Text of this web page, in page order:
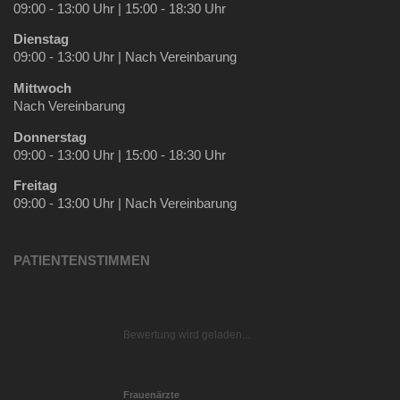
09:00 - 13:00 Uhr | 15:00 - 18:30 Uhr
Dienstag
09:00 - 13:00 Uhr | Nach Vereinbarung
Mittwoch
Nach Vereinbarung
Donnerstag
09:00 - 13:00 Uhr | 15:00 - 18:30 Uhr
Freitag
09:00 - 13:00 Uhr | Nach Vereinbarung
PATIENTENSTIMMEN
Bewertung wird geladen...
Frauenärzte